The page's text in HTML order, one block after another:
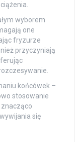
wyborem
one
fryzurze
przyczyniają
końcówek –
stosowanie
się